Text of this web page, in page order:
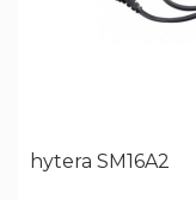
hytera SM16A2